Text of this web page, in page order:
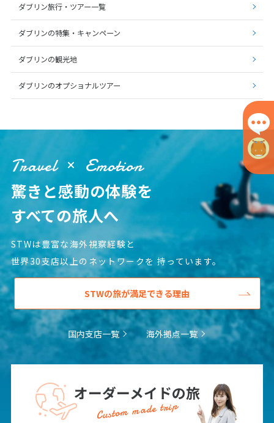
ダブリン旅行・ツアー一覧
ダブリンの特集・キャンペーン
ダブリンの観光地
ダブリンのオプショナルツアー
Travel Emotion
驚きと感動の体験を
すべての旅人へ
STWは豊富な海外視察経験と
世界30支店以上のネットワークを 持っています。
STWの旅が満足できる理由
国内支店一覧 海外拠点一覧
オーダーメイドの旅
Custom made trip